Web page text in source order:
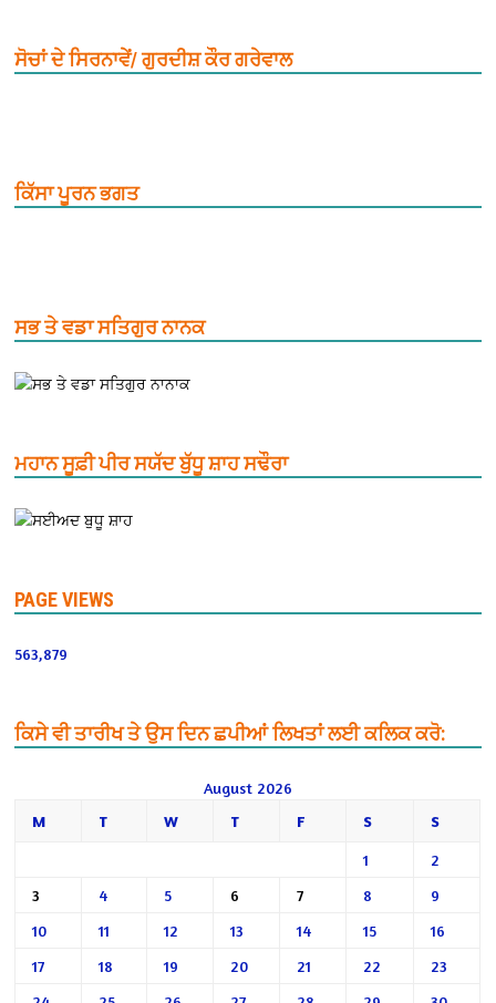
ਸੋਚਾਂ ਦੇ ਸਿਰਨਾਵੇਂ/ ਗੁਰਦੀਸ਼ ਕੌਰ ਗਰੇਵਾਲ
ਕਿੱਸਾ ਪੂਰਨ ਭਗਤ
ਸਭ ਤੇ ਵਡਾ ਸਤਿਗੁਰ ਨਾਨਕ
ਮਹਾਨ ਸੂਫ਼ੀ ਪੀਰ ਸਯੱਦ ਬੁੱਧੂ ਸ਼ਾਹ ਸਢੌਰਾ
PAGE VIEWS
563,879
ਕਿਸੇ ਵੀ ਤਾਰੀਖ ਤੇ ਉਸ ਦਿਨ ਛਪੀਆਂ ਲਿਖਤਾਂ ਲਈ ਕਲਿਕ ਕਰੋ:
August 2026
M
T W T F S S
1
2
3
4 5 6 7 8
9
10
11 12 13 14 15
16
17
18 19 20 21 22
23